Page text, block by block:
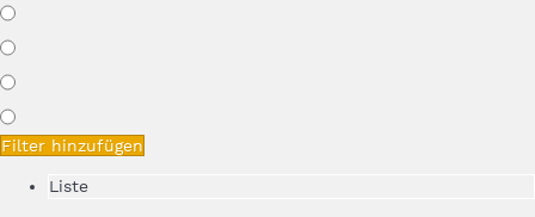
Filter hinzufügen
Liste